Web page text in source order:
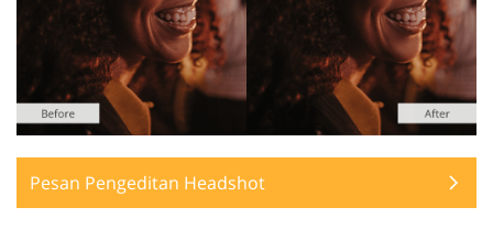
Pesan Pengeditan Headshot